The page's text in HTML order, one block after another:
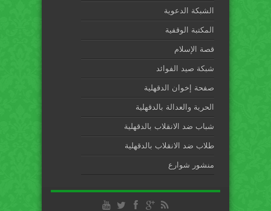
الشبكة الدعوية
المكتبة الوقفية
قصة الإسلام
شبكة صيد الفوائد
صفحة إخوان الدقهلية
الحرية والعدالة بالدقهلية
شباب ضد الانقلاب بالدقهلية
طلاب ضد الانقلاب بالدقهلية
منشور شوارع